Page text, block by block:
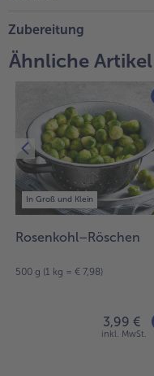
Zubereitung
Ähnliche Artikel
In Groß und Klein
Rosenkohl–Röschen
500 g (1 kg = € 7,98)
3,99 €
inkl. MwSt.